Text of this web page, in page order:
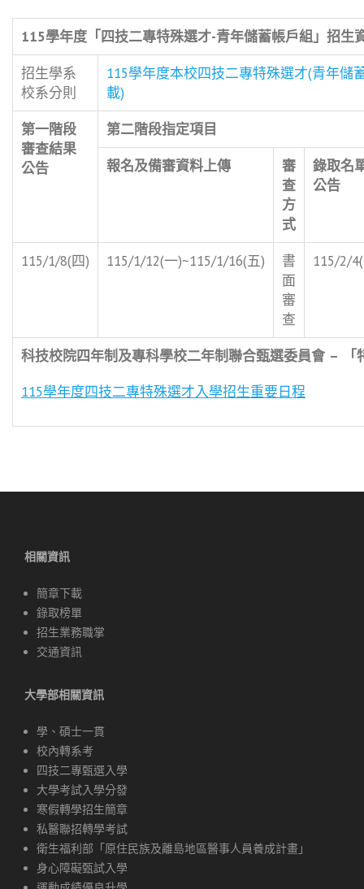
115學年度「四技二專特殊選才-青年儲蓄帳戶組」招生
招生學系
校系分則
115學年度本校四技二專特殊選才(青年儲
載)
第一階段
審查結果
公告
第二階段指定項目
報名及備審資料上傳
審
查
方
式
錄取名
公告
115/1/8(四) 115/1/12(一)~115/1/16(五)
書
面
審
查
115/2/
科技校院四年制及專科學校二年制聯合甄選委員會 –
115學年度四技二專特殊選才入學招生重要日程
相關資訊
簡章下載
錄取榜單
招生業務職掌
交通資訊
大學部相關資訊
學、碩士一貫
校內轉系考
四技二專甄選入學
大學考試入學分發
寒假轉學招生簡章
私醫聯招轉學考試
衛生福利部「原住民族及離島地區醫事人員養成計畫」
身心障礙甄試入學